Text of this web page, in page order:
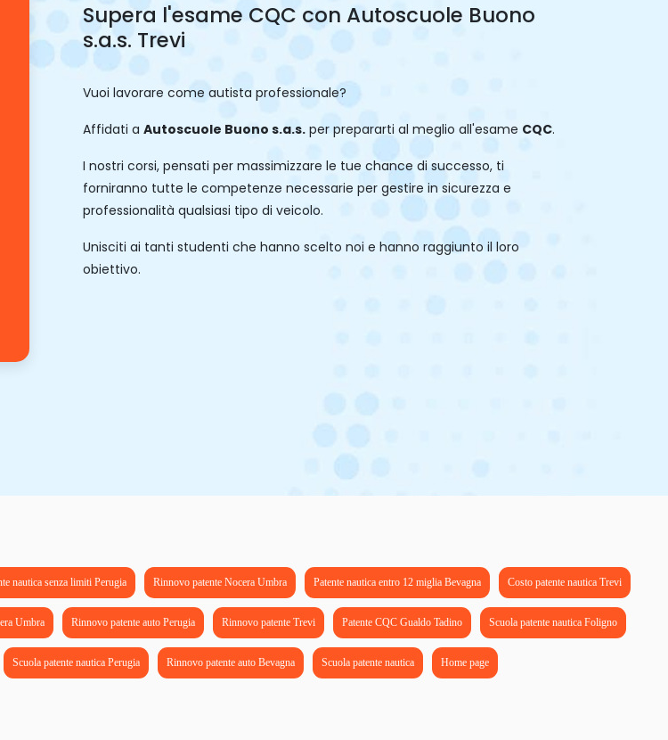
Supera l'esame CQC con Autoscuole Buono
s.a.s. Trevi
Vuoi lavorare come autista professionale?
Affidati a Autoscuole Buono s.a.s. per prepararti al meglio all'esame CQC.
I nostri corsi, pensati per massimizzare le tue chance di successo, ti
forniranno tutte le competenze necessarie per gestire in sicurezza e
professionalità qualsiasi tipo di veicolo.
Unisciti ai tanti studenti che hanno scelto noi e hanno raggiunto il loro
obiettivo.
nautica senza limiti Perugia Rinnovo patente Nocera Umbra Patente nautica entro 12 miglia Bevagna Costo patente nautica Trevi
Umbra Rinnovo patente auto Perugia Rinnovo patente Trevi Patente CQC Gualdo Tadino Scuola patente nautica Foligno
Scuola patente nautica Perugia Rinnovo patente auto Bevagna Scuola patente nautica Home page